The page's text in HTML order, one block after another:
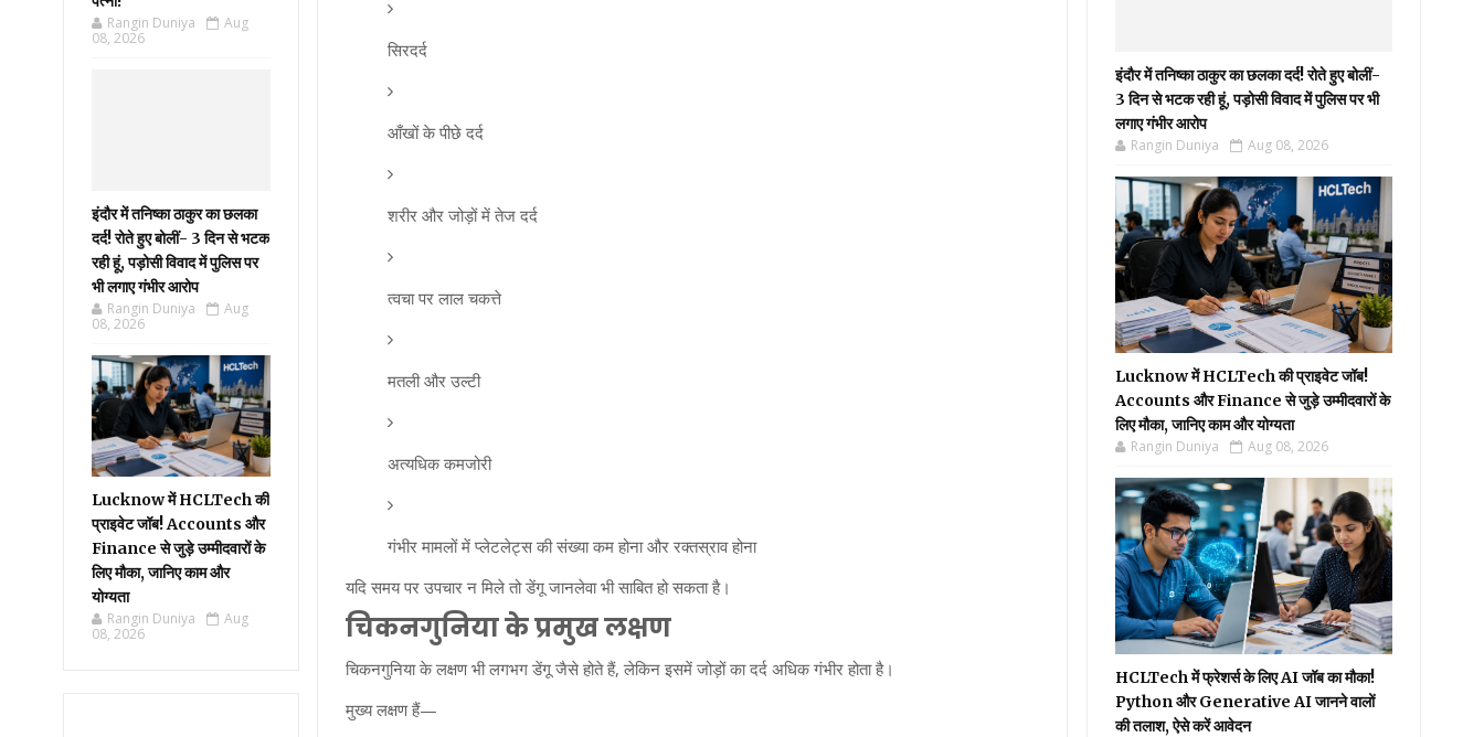
Rangin Duniya
Aug
08, 2026
इंदौर में तनिष्का ठाकुर का छलका
दर्द! रोते हुए बोलीं- 3 दिन से भटक
रही हूं, पड़ोसी विवाद में पुलिस पर
भी लगाए गंभीर आरोप
Rangin Duniya
Aug
08, 2026
Lucknow में HCLTech की
प्राइवेट जॉब! Accounts और
Finance से जुड़े उम्मीदवारों के
लिए मौका, जानिए काम और
योग्यता
Rangin Duniya
Aug
08, 2026
सिरदर्द
आँखों के पीछे दर्द
शरीर और जोड़ों में तेज दर्द
त्वचा पर लाल चकत्ते
मतली और उल्टी
अत्यधिक कमजोरी
गंभीर मामलों में प्लेटलेट्स की संख्या कम होना और रक्तस्राव होना
यदि समय पर उपचार न मिले तो डेंगू जानलेवा भी साबित हो सकता है।
चिकनगुनिया के प्रमुख लक्षण
चिकनगुनिया के लक्षण भी लगभग डेंगू जैसे होते हैं, लेकिन इसमें जोड़ों का दर्द अधिक गंभीर होता है।
मुख्य लक्षण हैं—
इंदौर में तनिष्का ठाकुर का छलका दर्द! रोते हुए बोलीं-
3 दिन से भटक रही हूं, पड़ोसी विवाद में पुलिस पर भी
लगाए गंभीर आरोप
Rangin Duniya Aug 08, 2026
Lucknow में HCLTech की प्राइवेट जॉब!
Accounts और Finance से जुड़े उम्मीदवारों के
लिए मौका, जानिए काम और योग्यता
Rangin Duniya Aug 08, 2026
HCLTech में फ्रेशर्स के लिए AI जॉब का मौका!
Python और Generative AI जानने वालों
की तलाश, ऐसे करें आवेदन